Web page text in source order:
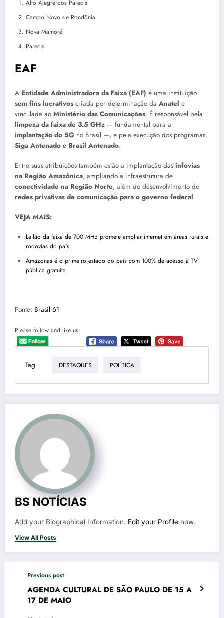
Alto Alegre dos Parecis
Campo Novo de Rondônia
Nova Mamoré
Parecis
EAF
A Entidade Administradora da Faixa (EAF) é uma instituição
sem fins lucrativos criada por determinação da Anatel e
vinculada ao Ministério das Comunicações. É responsável pela
limpeza da faixa de 3.5 GHz — fundamental para a
implantação do 5G no Brasil —, e pela execução dos programas
Siga Antenado e Brasil Antenado.
Entre suas atribuições também estão a implantação das infovias
na Região Amazônica, ampliando a infraestrutura de
conectividade na Região Norte, além do desenvolvimento de
redes privativas de comunicação para o governo federal.
VEJA MAIS:
Leilão da faixa de 700 MHz promete ampliar internet em áreas rurais e
rodovias do país
Amazonas é o primeiro estado do país com 100% de acesso à TV
pública gratuita
Fonte: Brasil 61
Please follow and like us:
Tag DESTAQUES POLÍTICA
BS NOTÍCIAS
Add your Biographical Information. Edit your Profile now.
View All Posts
Previous post
AGENDA CULTURAL DE SÃO PAULO DE 15 A
17 DE MAIO